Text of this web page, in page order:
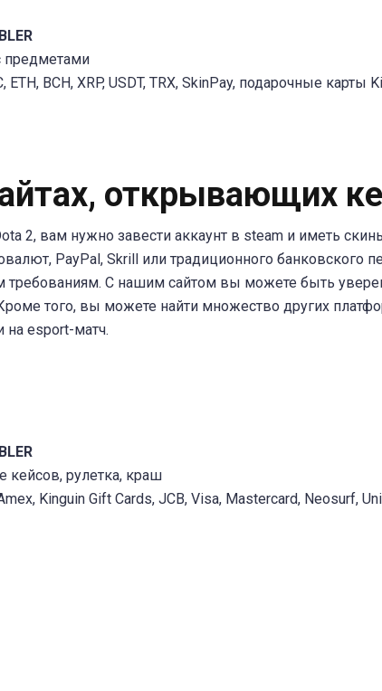
предметами
BCH, XRP, USDT, TRX, SkinPay, подарочные карты
открывающих
2, вам нужно завести аккаунт в steam и иметь
PayPal, Skrill или традиционного банковского
требованиям. С нашим сайтом вы можете быть
того, вы можете найти множество других
на esport-матч.
кейсов, рулетка, краш
Kinguin Gift Cards, JCB, Visa, Mastercard, Neosurf,